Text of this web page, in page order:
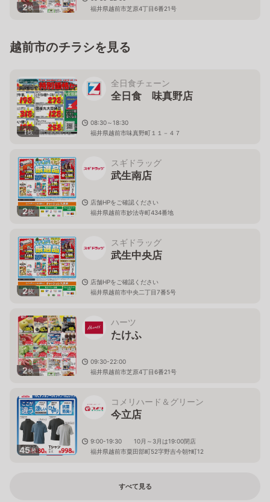
2枚
福井県越前市芝原4丁目6番21号
越前市のチラシを見る
1枚
全日食チェーン
全日食 味真野店
08:30～18:30
福井県越前市味真野町１１－４７
2枚
スギドラッグ
武生南店
店舗HPをご確認ください
福井県越前市妙法寺町434番地
2枚
スギドラッグ
武生中央店
店舗HPをご確認ください
福井県越前市中央二丁目7番5号
2枚
ハーツ
たけふ
09:30-22:00
福井県越前市芝原4丁目6番21号
45枚
コメリハード＆グリーン
今立店
9:00-19:30 10月～3月は19:00閉店
福井県越前市粟田部町52字野吉今朝ｹ町12
すべて見る